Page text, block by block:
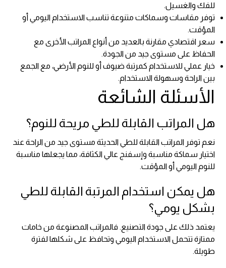
للفك والغسيل.
توفر مقاسات وسماكات متنوعة تناسب الاستخدام اليومي أو
المؤقت.
سعر اقتصادي مقارنة بالعديد من أنواع المراتب الأخرى مع
الحفاظ على مستوى جيد من الجودة.
خيار عملي للاستخدام كمرتبة ضيوف أو للنوم الأرضي، مع الجمع
بين الراحة وسهولة الاستخدام.
الأسئلة الشائعة
هل المراتب القابلة للطي مريحة للنوم؟
نعم توفر المراتب القابلة للطي الحديثة مستوى جيد من الراحة عند
اختيار سماكة مناسبة وإسفنج عالي الكثافة، مما يجعلها مناسبة
للنوم اليومي أو المؤقت.
هل يمكن استخدام المرتبة القابلة للطي
بشكل يومي؟
يعتمد ذلك على جودة التصنيع. فالمراتب المصنوعة من خامات
ممتازة تتحمل الاستخدام اليومي وتحافظ على شكلها لفترة
طويلة.